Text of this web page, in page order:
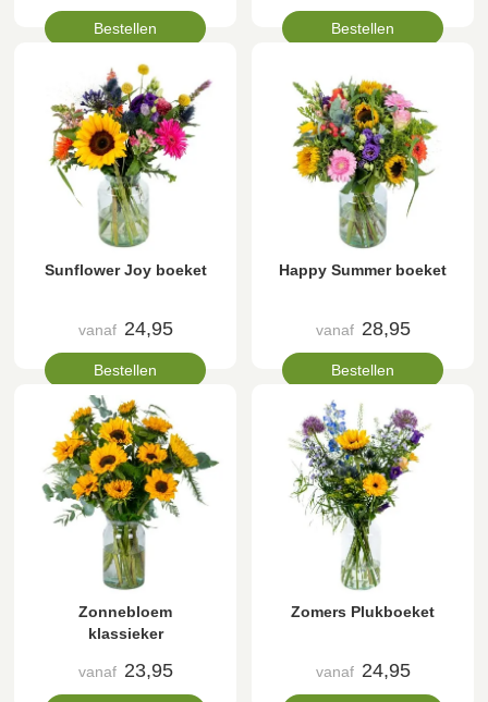
Bestellen Bestellen
Sunflower Joy boeket
vanaf 24,95
Bestellen
Happy Summer boeket
vanaf 28,95
Bestellen
Zonnebloem
klassieker
vanaf 23,95
Zomers Plukboeket
vanaf 24,95